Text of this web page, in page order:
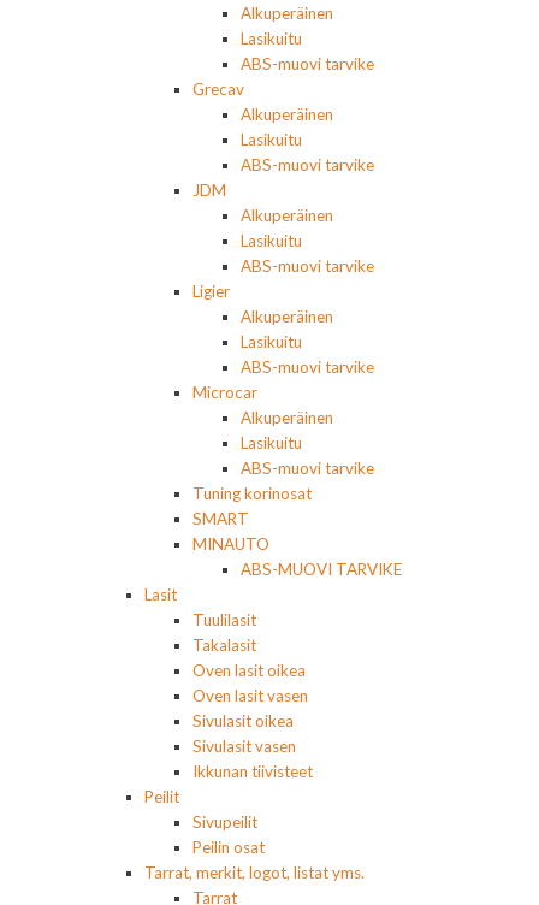
Alkuperäinen
Lasikuitu
ABS-muovi tarvike
Grecav
Alkuperäinen
Lasikuitu
ABS-muovi tarvike
JDM
Alkuperäinen
Lasikuitu
ABS-muovi tarvike
Ligier
Alkuperäinen
Lasikuitu
ABS-muovi tarvike
Microcar
Alkuperäinen
Lasikuitu
ABS-muovi tarvike
Tuning korinosat
SMART
MINAUTO
ABS-MUOVI TARVIKE
Lasit
Tuulilasit
Takalasit
Oven lasit oikea
Oven lasit vasen
Sivulasit oikea
Sivulasit vasen
Ikkunan tiivisteet
Peilit
Sivupeilit
Peilin osat
Tarrat, merkit, logot, listat yms.
Tarrat